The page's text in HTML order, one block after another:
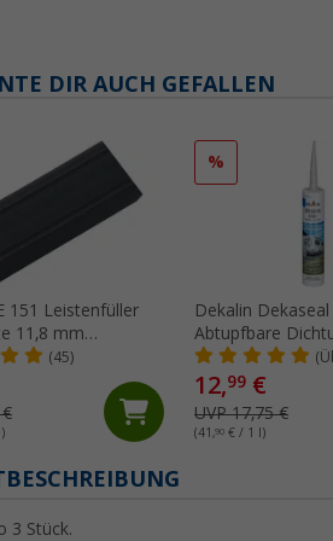
DIR AUCH GEFALLEN
151 Leistenfüller
11,8 mm
schwarz
(45)
%
Dekalin Dekaseal
Abtupfbare
310 ml hellgrau
12,99 €
UVP 17,75 €
(41,90 € / 1 l)
3 Stück.